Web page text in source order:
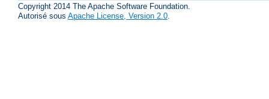
Copyright 2014 The Apache Software Foundation.
Autorisé sous Apache License, Version 2.0.